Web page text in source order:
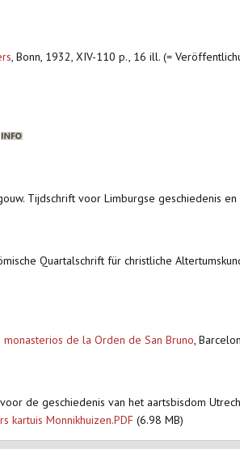
, Bonn, 1932, XIV-110 p., 16 ill. (=
Tijdschrift voor Limburgse geschiedenis
Quartalschrift für christliche
de la Orden de San Bruno,
de geschiedenis van het aartsbisdom
kartuis Monnikhuizen.PDF (6.98 MB)